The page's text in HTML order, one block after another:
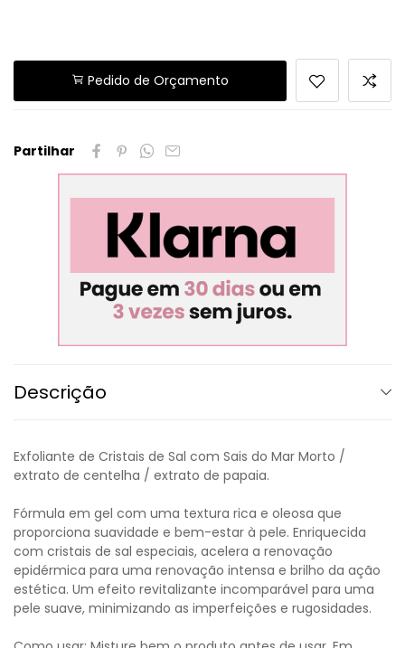
Pedido de Orçamento
Partilhar
Descrição
Exfoliante de Cristais de Sal com Sais do Mar Morto /
extrato de centelha / extrato de papaia.
Fórmula em gel com uma textura rica e oleosa que
proporciona suavidade e bem-estar à pele. Enriquecida
com cristais de sal especiais, acelera a renovação
epidérmica para uma renovação intensa e brilho da ação
estética. Um efeito revitalizante incomparável para uma
pele suave, minimizando as imperfeições e rugosidades.